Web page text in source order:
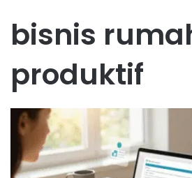
bisnis
produktif